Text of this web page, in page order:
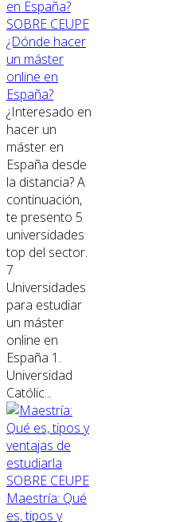
SOBRE CEUPE
¿Dónde hacer
un máster
online en
España?
¿Interesado en
hacer un
máster en
España desde
la distancia? A
continuación,
te presento 5
universidades
top del sector.
7
Universidades
para estudiar
un máster
online en
España 1.
Universidad
Católic...
SOBRE CEUPE
Maestría: Qué
es, tipos y